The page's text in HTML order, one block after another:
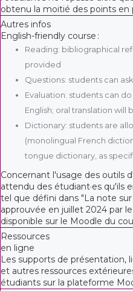
obtenu la moitié des points en
Autres infos
English-friendly course :
Reading: bibliographical
provided
Questions: students can
Evaluation: students can
English; oral translation
Dictionary: students are
(monolingual French
tongue dictionary, as
Concernant l'usage des outils
attendu des étudiant·es qu'ils
tel que défini dans "La note
approuvée en juillet 2024 par
disponible sur le Moodle du
Ressources
en ligne
Les supports de présentation,
et autres ressources
étudiants sur la plateforme